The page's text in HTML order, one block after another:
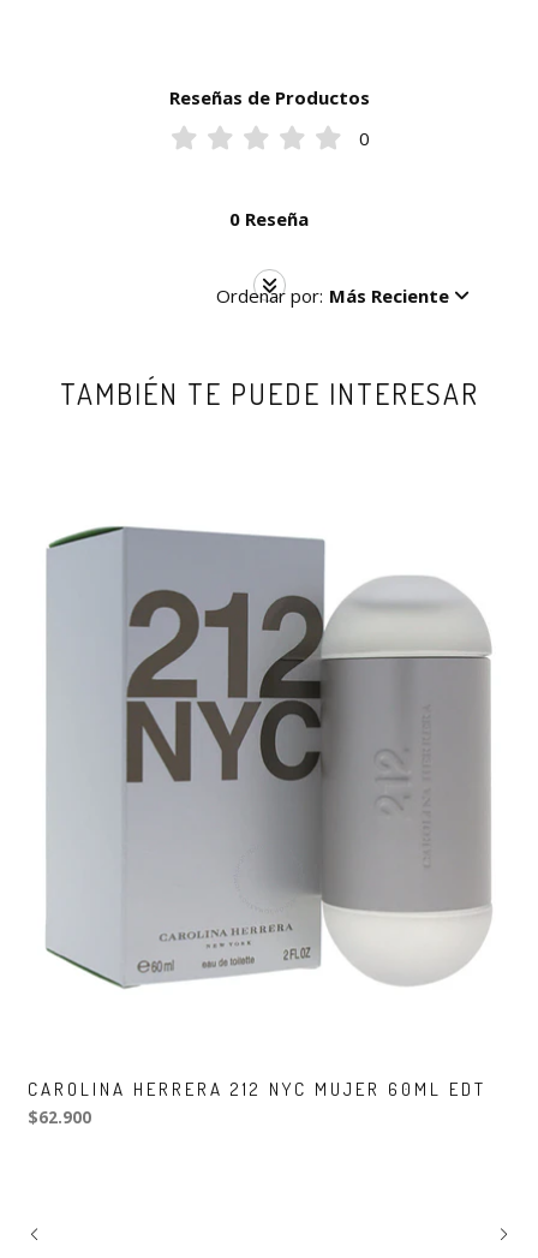
Reseñas de Productos
0
0 Reseña
Ordenar por: Más Reciente
TAMBIÉN TE PUEDE INTERESAR
CAROLINA HERRERA 212 NYC MUJER 60ML EDT
$62.900